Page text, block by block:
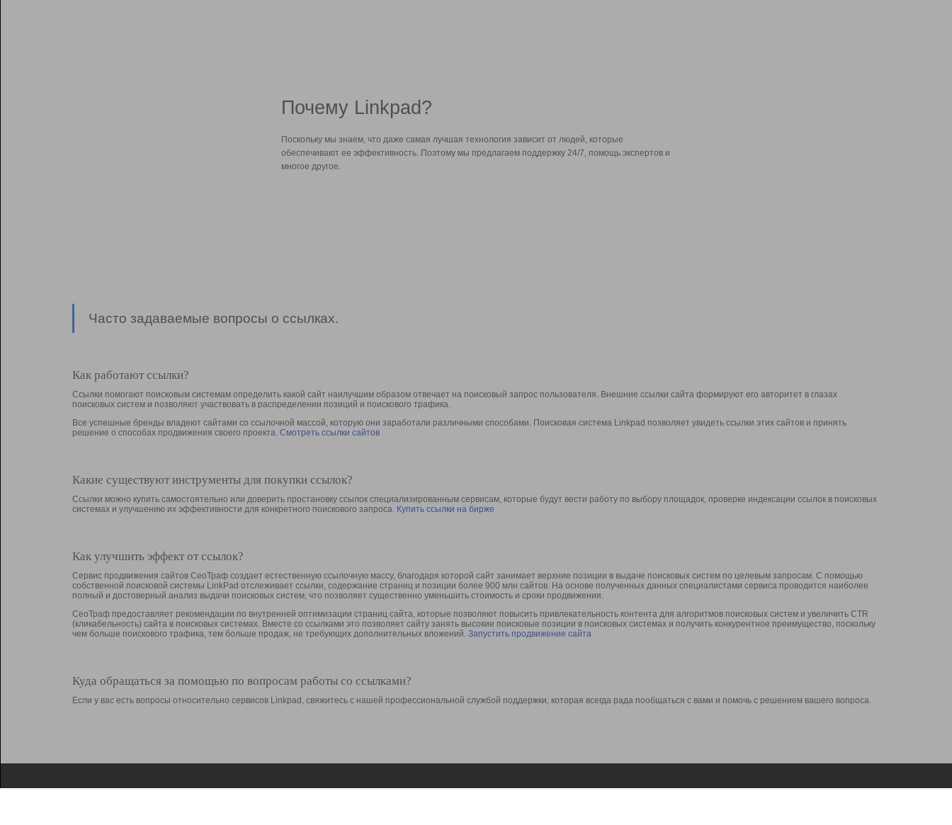
Почему Linkpad?
Поскольку мы знаем, что даже самая лучшая технология зависит от людей, которые
обеспечивают ее эффективность. Поэтому мы предлагаем поддержку 24/7, помощь экспертов и
многое другое.
Часто задаваемые вопросы о ссылках.
Как работают ссылки?
Ссылки помогают поисковым системам определить какой сайт наилучшим образом отвечает на поисковый запрос пользователя. Внешние ссылки сайта формируют его авторитет в глазах
поисковых систем и позволяют участвовать в раcпределении позиций и поискового трафика.
Все успешные бренды владеют сайтами со ссылочной массой, которую они заработали различными способами. Поисковая система Linkpad позволяет увидеть ссылки этих сайтов и принять
решение о способах продвижения своего проекта. Смотреть ссылки сайтов
Какие существуют инструменты для покупки ссылок?
Ссылки можно купить самостоятельно или доверить простановку ссылок специализированным сервисам, которые будут вести работу по выбору площадок, проверке индексации ссылок в поисковых
системах и улучшению их эффективности для конкретного поискового запроса. Купить ссылки на бирже
Как улучшить эффект от ссылок?
Сервис продвижения сайтов СеоТраф создает естественную ссылочную массу, благодаря которой сайт занимает верхние позиции в выдаче поисковых систем по целевым запросам. С помощью
собственной поисковой системы LinkPad отслеживает ссылки, содержание страниц и позиции более 900 млн сайтов. На основе полученных данных специалистами сервиса проводится наиболее
полный и достоверный анализ выдачи поисковых систем, что позволяет существенно уменьшить стоимость и сроки продвижения.
СеоТраф предоставляет рекомендации по внутренней оптимизации страниц сайта, которые позволяют повысить привлекательность контента для алгоритмов поисковых систем и увеличить CTR
(кликабельность) сайта в поисковых системах. Вместе со ссылками это позволяет сайту занять высокие поисковые позиции в поисковых системах и получить конкурентное преимущество, поскольку
чем больше поискового трафика, тем больше продаж, не требующих дополнительных вложений. Запустить продвижение сайта
Куда обращаться за помощью по вопросам работы со ссылками?
Если у вас есть вопросы относительно сервисов Linkpad, свяжитесь с нашей профессиональной службой поддержки, которая всегда рада пообщаться с вами и помочь с решением вашего вопроса.